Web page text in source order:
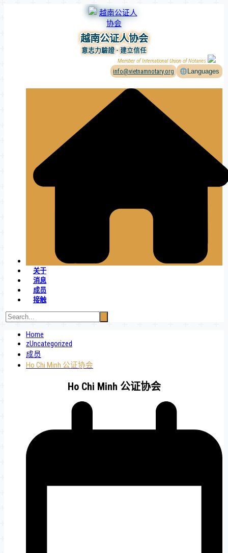
越南公证人协会
意志力驗證 - 建立信任
Member of International Union of Notaries
info@vietnamnotary.org Languages
关于
消息
成员
接触
Home
zUncategorized
成员
Ho Chi Minh 公证协会
Ho Chi Minh 公证协会